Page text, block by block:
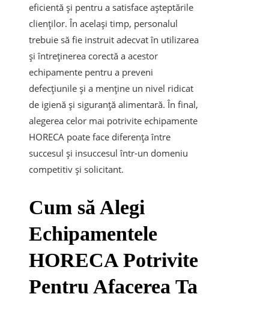
eficientă și pentru a satisface așteptările
clienților. În același timp, personalul
trebuie să fie instruit adecvat în utilizarea
și întreținerea corectă a acestor
echipamente pentru a preveni
defecțiunile și a menține un nivel ridicat
de igienă și siguranță alimentară. În final,
alegerea celor mai potrivite echipamente
HORECA poate face diferența între
succesul și insuccesul într-un domeniu
competitiv și solicitant.
Cum să Alegi
Echipamentele
HORECA Potrivite
Pentru Afacerea Ta